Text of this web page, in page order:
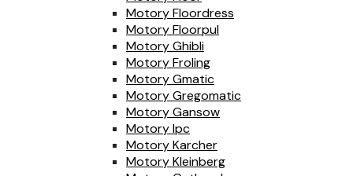
Motory Floordress
Motory Floorpul
Motory Ghibli
Motory Froling
Motory Gmatic
Motory Gregomatic
Motory Gansow
Motory Ipc
Motory Karcher
Motory Kleinberg